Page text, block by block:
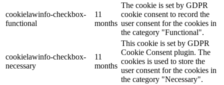
cookielawinfo-checkbox-
functional
11
months
The cookie is set by GDPR
cookie consent to record the
user consent for the cookies in
the category "Functional".
cookielawinfo-checkbox-
necessary
11
months
This cookie is set by GDPR
Cookie Consent plugin. The
cookies is used to store the
user consent for the cookies in
the category "Necessary".